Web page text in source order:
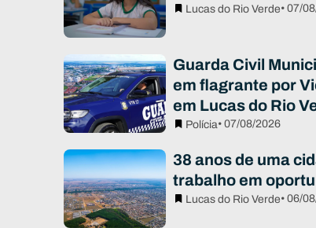
Lucas do Rio Verde• 07/
Guarda Civil
em flagrante por
em Lucas do Rio
Polícia• 07/08/2026
38 anos de uma
trabalho em
Lucas do Rio Verde• 06/